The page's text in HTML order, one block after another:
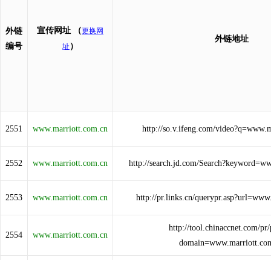
外链
编号
宣传网址 （更换网
址 ）
外链地址
2551 www.marriott.com.cn http://so.v.ifeng.com/
2552 www.marriott.com.cn http://search.jd.com/
2553 www.marriott.com.cn http://pr.links.cn/
2554 www.marriott.com.cn
http://tool.chinaccnet.com/pr/